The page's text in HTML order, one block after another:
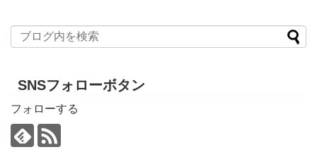
SNSフォローボタン
フォローする